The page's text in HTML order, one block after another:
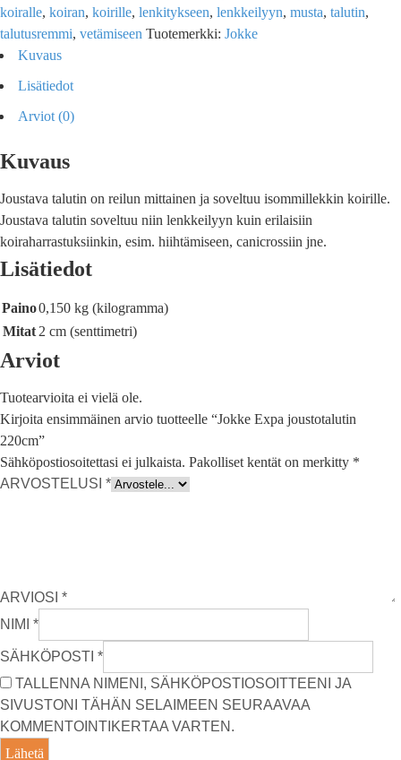
koiralle, koiran, koirille, lenkitykseen, lenkkeilyyn, musta, talutin,
talutusremmi, vetämiseen Tuotemerkki: Jokke
Kuvaus
Lisätiedot
Arviot (0)
Kuvaus
Joustava talutin on reilun mittainen ja soveltuu isommillekkin koirille.
Joustava talutin soveltuu niin lenkkeilyyn kuin erilaisiin
koiraharrastuksiinkin, esim. hiihtämiseen, canicrossiin jne.
Lisätiedot
Paino0,150 kg (kilogramma)
Mitat 2 cm (senttimetri)
Arviot
Tuotearvioita ei vielä ole.
Kirjoita ensimmäinen arvio tuotteelle “Jokke Expa joustotalutin
220cm”
Sähköpostiosoitettasi ei julkaista. Pakolliset kentät on merkitty *
ARVOSTELUSI *
ARVIOSI *
NIMI *
SÄHKÖPOSTI *
TALLENNA NIMENI, SÄHKÖPOSTIOSOITTEENI JA
SIVUSTONI TÄHÄN SELAIMEEN SEURAAVAA
KOMMENTOINTIKERTAA VARTEN.